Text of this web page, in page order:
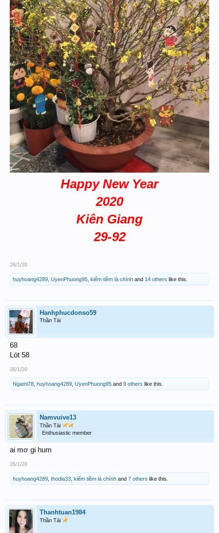
Happy New Year
2020
Kiên Giang
29-92
26/1/20
huyhoang4289, UyenPhuong95, kiếm tiềm là chính and 14 others like this.
Hanhphucdonso59
Thần Tài
68
Lót 58
26/1/20
Ngami78, huyhoang4289, UyenPhuong95 and 9 others like this.
Namvuive13
Thần Tài
Enthusiastic member
ai mơ gi hum
26/1/20
huyhoang4289, thodia33, kiếm tiềm là chính and 7 others like this.
Thanhtuan1984
Thần Tài